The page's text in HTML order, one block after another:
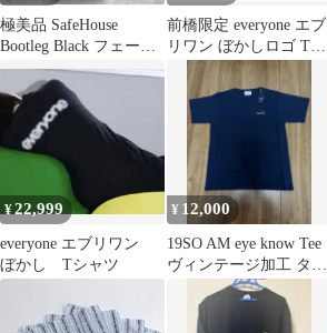
極美品 SafeHouse
Bootleg Black フェード
加工キャップ 黒
前橋限定 everyone エブ
リワン ぼかしロゴ Tシ
ャツ Lサイズ
¥22,999
everyone エブリワン
ぼかし Tシャツ
¥ 12,000
19SO AM eye know Tee
ヴィンテージ加工 タグ